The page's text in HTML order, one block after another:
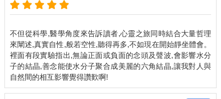
燒，對於如何面對人生的種種不確定與內心深處對未知的深刻不
滿，我卻束手無策。
了。我自己會這麼形容：這些問題將我推入了卡夫卡式的困境，
卻不給我一個合理的解答。
到現在，我還真不知當初是怎麼熬過來的，似乎一切都對了，我
終於理清頭緒，回答了我自己提出的問題。
找出我自己的解答之後，我決定周遊世界去尋訪明師，登門求教
於所有我能遇到的修行者，真是讓我獲益良多。
不但從科學,醫學角度來告訴讀者,心靈之旅同時結合大量哲理
來闡述,真實自性,般若空性,聽得再多,不如現在開始靜坐體會。
裡面有段實驗指出,無論正面或負面的念頭及聲波,會影響水分
子的結晶,善念能使水分子聚合成美麗的六角結晶,讓我對人與